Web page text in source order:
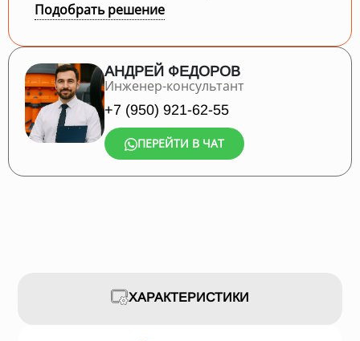
Подобрать решение
АНДРЕЙ ФЕДОРОВ
Инженер-консультант
+7 (950) 921-62-55
ПЕРЕЙТИ В ЧАТ
ХАРАКТЕРИСТИКИ